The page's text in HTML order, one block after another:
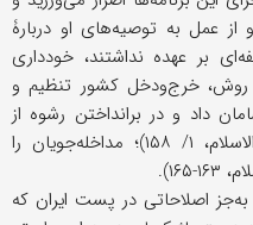
عمل به توصیه‌های او دربارۀ
بر عهده نداشتند، خودداری
۱۶۳-۱۶۴). با این روش، خرج‌ودخل کشور تنظیم و
داد و در برانداختن رشوه از
ادارات توفیق نسبی پیدا کرد (ناظم‌الاسلام، ۱/ ۱۵۸)؛ مداخله‌جویان را
اصلاحاتی در پست ایران که